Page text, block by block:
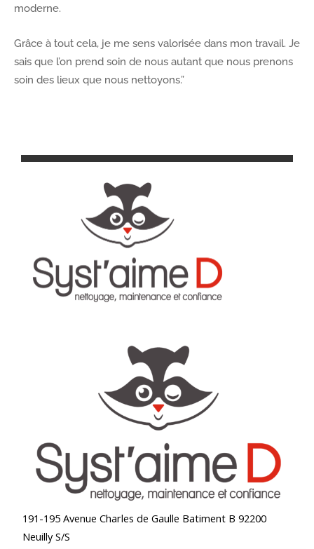
moderne.
Grâce à tout cela, je me sens valorisée dans mon travail. Je
sais que l’on prend soin de nous autant que nous prenons
soin des lieux que nous nettoyons.”
191-195 Avenue Charles de Gaulle Batiment B 92200
Neuilly S/S